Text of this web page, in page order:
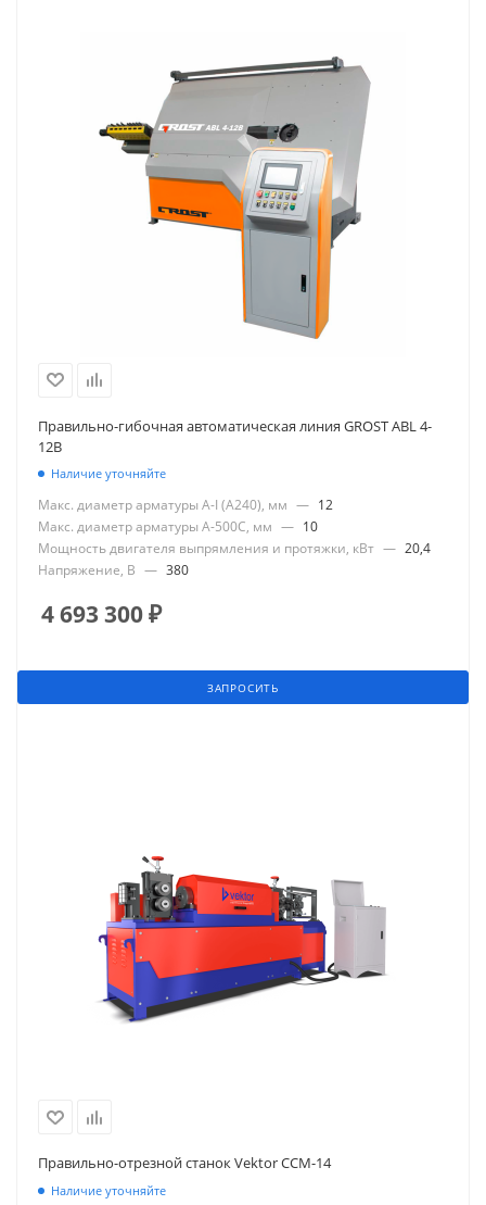
Правильно-гибочная автоматическая линия GROST ABL 4-
12B
Наличие уточняйте
Макс. диаметр арматуры А-I (А240), мм — 12
Макс. диаметр арматуры А-500С, мм — 10
Мощность двигателя выпрямления и протяжки, кВт — 20,4
Напряжение, В — 380
4 693 300₽
ЗАПРОСИТЬ
Правильно-отрезной станок Vektor ССМ-14
Наличие уточняйте